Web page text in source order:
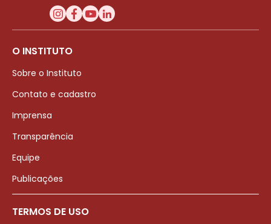
O INSTITUTO
Sobre o Instituto
Contato e cadastro
Imprensa
Transparência
Equipe
Publicações
TERMOS DE USO